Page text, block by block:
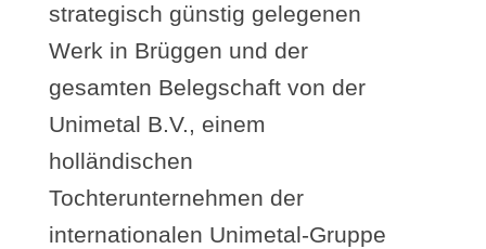
strategisch günstig gelegenen
Werk in Brüggen und der
gesamten Belegschaft von der
Unimetal B.V., einem
holländischen
Tochterunternehmen der
internationalen Unimetal-Gruppe